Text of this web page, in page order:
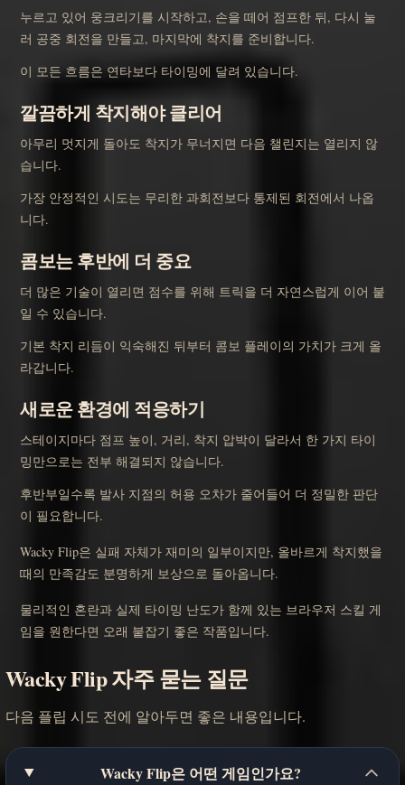
누르고 있어 웅크리기를 시작하고, 손을 떼어 점프한 뒤, 다시 눌
러 공중 회전을 만들고, 마지막에 착지를 준비합니다.
이 모든 흐름은 연타보다 타이밍에 달려 있습니다.
깔끔하게 착지해야 클리어
아무리 멋지게 돌아도 착지가 무너지면 다음 챌린지는 열리지 않
습니다.
가장 안정적인 시도는 무리한 과회전보다 통제된 회전에서 나옵
니다.
콤보는 후반에 더 중요
더 많은 기술이 열리면 점수를 위해 트릭을 더 자연스럽게 이어 붙
일 수 있습니다.
기본 착지 리듬이 익숙해진 뒤부터 콤보 플레이의 가치가 크게 올
라갑니다.
새로운 환경에 적응하기
스테이지마다 점프 높이, 거리, 착지 압박이 달라서 한 가지 타이
밍만으로는 전부 해결되지 않습니다.
후반부일수록 발사 지점의 허용 오차가 줄어들어 더 정밀한 판단
이 필요합니다.
Wacky Flip은 실패 자체가 재미의 일부이지만, 올바르게 착지했을
때의 만족감도 분명하게 보상으로 돌아옵니다.
물리적인 혼란과 실제 타이밍 난도가 함께 있는 브라우저 스킬 게
임을 원한다면 오래 붙잡기 좋은 작품입니다.
Wacky Flip 자주 묻는 질문
다음 플립 시도 전에 알아두면 좋은 내용입니다.
Wacky Flip은 어떤 게임인가요?